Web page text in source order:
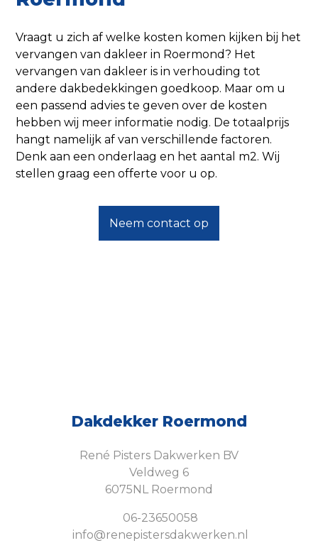
Vraagt u zich af welke kosten komen kijken bij het
vervangen van dakleer in Roermond? Het
vervangen van dakleer is in verhouding tot
andere dakbedekkingen goedkoop. Maar om u
een passend advies te geven over de kosten
hebben wij meer informatie nodig. De totaalprijs
hangt namelijk af van verschillende factoren.
Denk aan een onderlaag en het aantal m2. Wij
stellen graag een offerte voor u op.
Neem contact op
Dakdekker Roermond
René Pisters Dakwerken BV
Veldweg 6
6075NL Roermond
06-23650058
info@renepistersdakwerken.nl